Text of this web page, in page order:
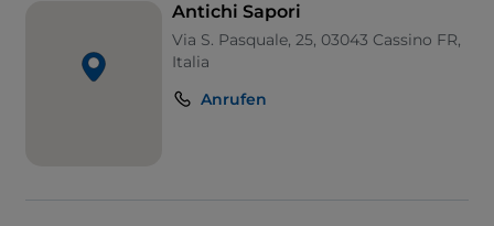
Antichi Sapori
Via S. Pasquale, 25, 03043 Cassino FR,
Italia
Anrufen